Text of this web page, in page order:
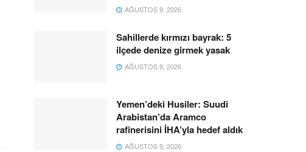
AĞUSTOS 9, 2026
Sahillerde kırmızı bayrak: 5
ilçede denize girmek yasak
AĞUSTOS 9, 2026
Yemen’deki Husiler: Suudi
Arabistan’da Aramco
rafinerisini İHA’yla hedef aldık
AĞUSTOS 9, 2026